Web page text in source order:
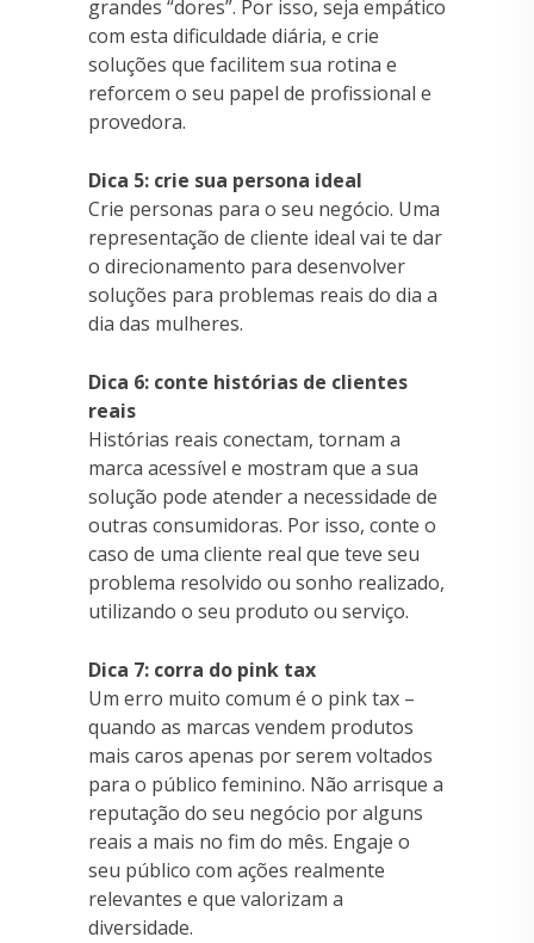
grandes “dores”. Por isso, seja empático
com esta dificuldade diária, e crie
soluções que facilitem sua rotina e
reforcem o seu papel de profissional e
provedora.
Dica 5: crie sua persona ideal
Crie personas para o seu negócio. Uma
representação de cliente ideal vai te dar
o direcionamento para desenvolver
soluções para problemas reais do dia a
dia das mulheres.
Dica 6: conte histórias de clientes
reais
Histórias reais conectam, tornam a
marca acessível e mostram que a sua
solução pode atender a necessidade de
outras consumidoras. Por isso, conte o
caso de uma cliente real que teve seu
problema resolvido ou sonho realizado,
utilizando o seu produto ou serviço.
Dica 7: corra do pink tax
Um erro muito comum é o pink tax –
quando as marcas vendem produtos
mais caros apenas por serem voltados
para o público feminino. Não arrisque a
reputação do seu negócio por alguns
reais a mais no fim do mês. Engaje o
seu público com ações realmente
relevantes e que valorizam a
diversidade.